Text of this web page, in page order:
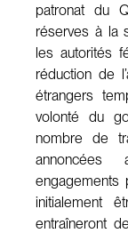
patronat du
réserves à la
les autorités
réduction de
étrangers
volonté du
nombre de
annoncées
initialement
entraîneront